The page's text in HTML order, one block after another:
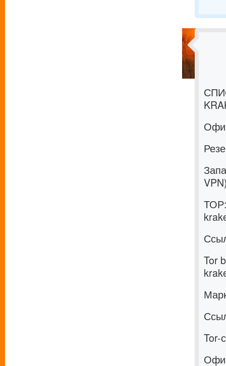
ТОР:
Tor
Tor-